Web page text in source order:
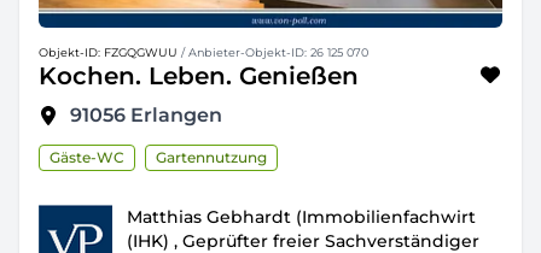
Objekt-ID: FZGQGWUU / Anbieter-Objekt-ID: 26 125 070
Kochen. Leben. Genießen
91056 Erlangen
Gäste-WC Gartennutzung
Matthias Gebhardt (Immobilienfachwirt
(IHK) , Geprüfter freier Sachverständiger